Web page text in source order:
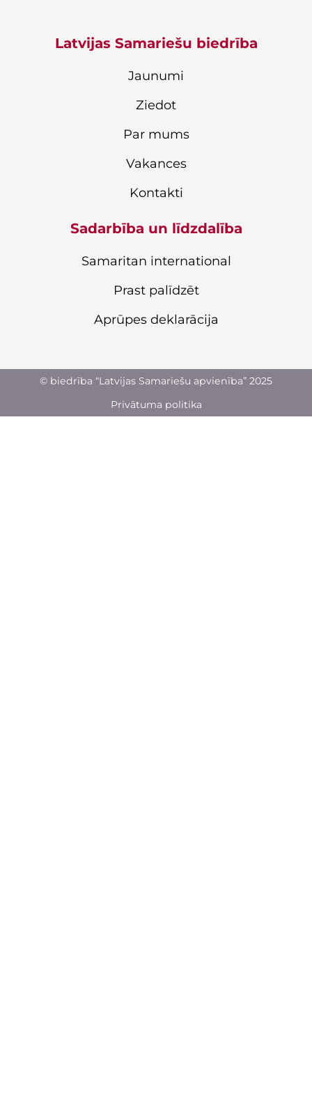
Latvijas Samariešu biedrība
Jaunumi
Ziedot
Par mums
Vakances
Kontakti
Sadarbība un līdzdalība
Samaritan international
Prast palīdzēt
Aprūpes deklarācija
© biedrība “Latvijas Samariešu apvienība” 2025
Privātuma politika